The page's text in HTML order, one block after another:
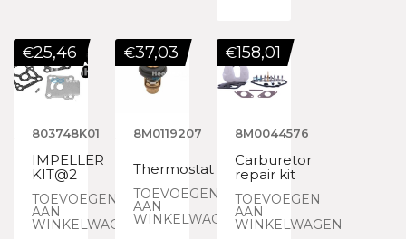
803748K01
IMPELLER
KIT@2
TOEVOEGEN
AAN
WINKELWAGEN
€25,46
8M0119207
Thermostat
TOEVOEGEN
AAN
WINKELWAGEN
€37,03
8M0044576
Carburetor
repair kit
TOEVOEGEN
AAN
WINKELWAGEN
€158,01